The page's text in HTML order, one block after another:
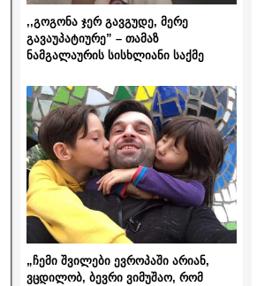
,,გოგონა ჯერ გავგუდე, მერე
გავაუპატიურე” – თამაზ
ნამგალაურის სისხლიანი საქმე
„ჩემი შვილები ევროპაში არიან,
ვცდილობ, ბევრი ვიმუშაო, რომ